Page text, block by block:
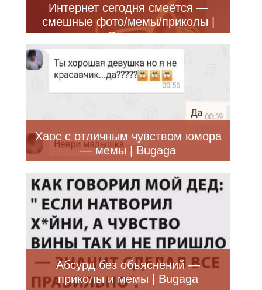
Интернет сегодня смеётся —
смешные фото/мемы/приколы |
Bugaga
Хаос с отличным чувством юмора
— мемы | Bugaga
Абсурд без объяснений —
приколы и мемы | Bugaga